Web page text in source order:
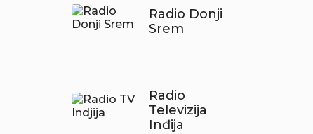
Radio Donji
Srem
Radio
Televizija
Inđija